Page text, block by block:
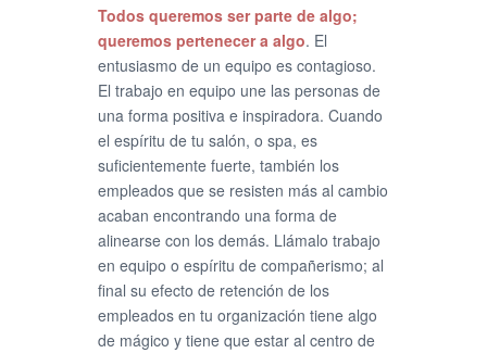
Todos queremos ser parte de algo;
queremos pertenecer a algo. El
entusiasmo de un equipo es contagioso.
El trabajo en equipo une las personas de
una forma positiva e inspiradora. Cuando
el espíritu de tu salón, o spa, es
suficientemente fuerte, también los
empleados que se resisten más al cambio
acaban encontrando una forma de
alinearse con los demás. Llámalo trabajo
en equipo o espíritu de compañerismo; al
final su efecto de retención de los
empleados en tu organización tiene algo
de mágico y tiene que estar al centro de